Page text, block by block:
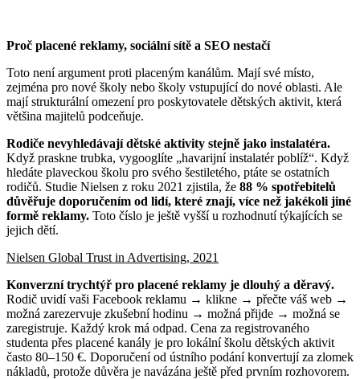
Proč placené reklamy, sociální sítě a SEO nestačí
Toto není argument proti placeným kanálům. Mají své místo,
zejména pro nové školy nebo školy vstupující do nové oblasti. Ale
mají strukturální omezení pro poskytovatele dětských aktivit, která
většina majitelů podceňuje.
Rodiče nevyhledávají dětské aktivity stejně jako instalatéra.
Když praskne trubka, vygooglíte „havarijní instalatér poblíž“. Když
hledáte plaveckou školu pro svého šestiletého, ptáte se ostatních
rodičů. Studie Nielsen z roku 2021 zjistila, že 88 % spotřebitelů
důvěřuje doporučením od lidí, které znají, více než jakékoli jiné
formě reklamy. Toto číslo je ještě vyšší u rozhodnutí týkajících se
jejich dětí.
Nielsen Global Trust in Advertising, 2021
Konverzní trychtýř pro placené reklamy je dlouhý a děravý.
Rodič uvidí vaši Facebook reklamu → klikne → přečte váš web →
možná zarezervuje zkušební hodinu → možná přijde → možná se
zaregistruje. Každý krok má odpad. Cena za registrovaného
studenta přes placené kanály je pro lokální školu dětských aktivit
často 80–150 €. Doporučení od ústního podání konvertují za zlomek
nákladů, protože důvěra je navázána ještě před prvním rozhovorem.